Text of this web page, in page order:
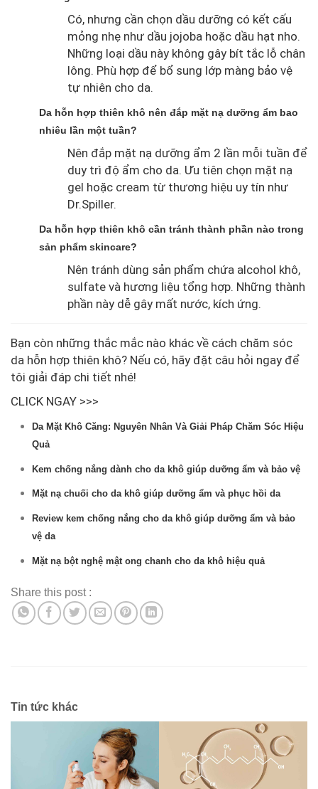
Có, nhưng cần chọn dầu dưỡng có kết cấu
mỏng nhẹ như dầu jojoba hoặc dầu hạt nho.
Những loại dầu này không gây bít tắc lỗ chân
lông. Phù hợp để bổ sung lớp màng bảo vệ
tự nhiên cho da.
Da hỗn hợp thiên khô nên đắp mặt nạ dưỡng ẩm bao
nhiêu lần một tuần?
Nên đắp mặt nạ dưỡng ẩm 2 lần mỗi tuần để
duy trì độ ẩm cho da. Ưu tiên chọn mặt nạ
gel hoặc cream từ thương hiệu uy tín như
Dr.Spiller.
Da hỗn hợp thiên khô cần tránh thành phần nào trong
sản phẩm skincare?
Nên tránh dùng sản phẩm chứa alcohol khô,
sulfate và hương liệu tổng hợp. Những thành
phần này dễ gây mất nước, kích ứng.
Bạn còn những thắc mắc nào khác về cách chăm sóc
da hỗn hợp thiên khô? Nếu có, hãy đặt câu hỏi ngay để
tôi giải đáp chi tiết nhé!
CLICK NGAY >>>
Da Mặt Khô Căng: Nguyên Nhân Và Giải Pháp Chăm Sóc Hiệu
Quả
Kem chống nắng dành cho da khô giúp dưỡng ẩm và bảo vệ
Mặt nạ chuối cho da khô giúp dưỡng ẩm và phục hồi da
Review kem chống nắng cho da khô giúp dưỡng ẩm và bảo
vệ da
Mặt nạ bột nghệ mật ong chanh cho da khô hiệu quả
Share this post :
Tin tức khác